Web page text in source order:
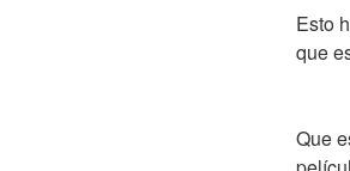
Esto
que
Que